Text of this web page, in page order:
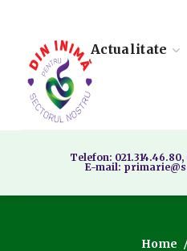
Actualitate
Telefon: 021.314.46.80,
E-mail:
Home